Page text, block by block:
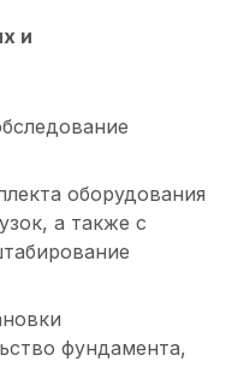
и
оборудования
а также с
фундамента,